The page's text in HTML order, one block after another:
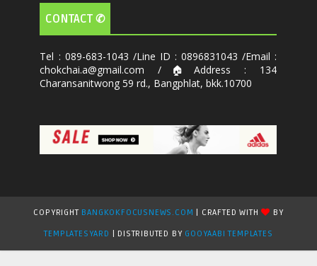
CONTACT ✆
Tel : 089-683-1043 /Line ID : 0896831043 /Email :
chokchai.a@gmail.com /🏠Address : 134
Charansanitwong 59 rd., Bangphlat, bkk.10700
COPYRIGHT BANGKOKFOCUSNEWS.COM | CRAFTED WITH
BY
TEMPLATESYARD
| DISTRIBUTED BY GOOYAABI TEMPLATES